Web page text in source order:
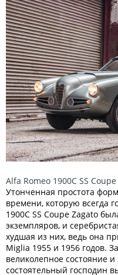
Alfa Romeo 1900C SS
Утонченная простота
времени, которую всегда
1900C SS Coupe Zagato
экземпляров, и
худшая из них, ведь она
Miglia 1955 и 1956 годов.
великолепное состояние
состоятельный господин